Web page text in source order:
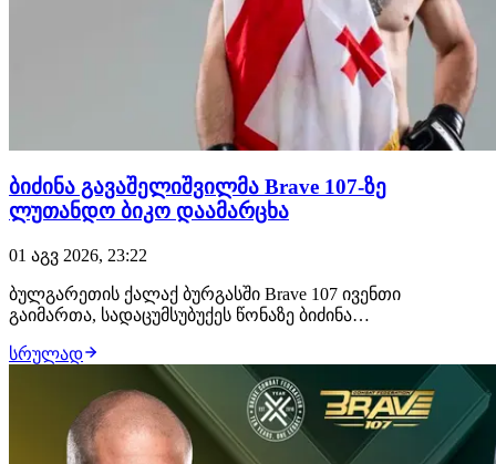
ბიძინა გავაშელიშვილმა Brave 107-ზე
ლუთანდო ბიკო დაამარცხა
01 აგვ 2026, 23:22
ბულგარეთის ქალაქ ბურგასში Brave 107 ივენთი
გაიმართა, სადაცუმსუბუქეს წონაზე ბიძინა
ქართველმა მებრძოლმა ლუთანდო ბიკო მსაჯების
გადაწყვეტილებით დაამარცხა და უდიდესი ალბათობით,
დივიზიონის საჩემპიონო ბრძოლა გაინაღდა, სადაც
მუჰამედ მოკაევს დაუ…
სრულად